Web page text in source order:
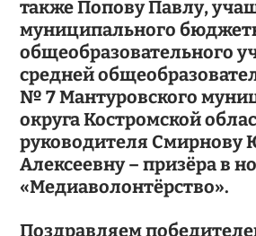
также Попову Павлу,
муниципального
общеобразовательного
средней
№ 7 Мантуровского
округа Костромской
руководителя
Алексеевну – призёра в
«Медиаволонтёрство».
Поздравляем